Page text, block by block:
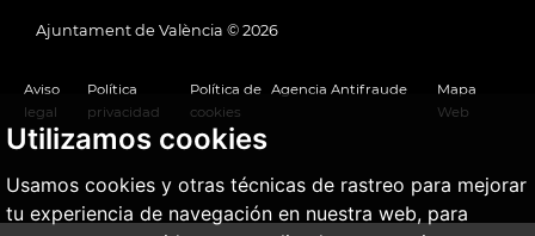
Utilizamos cookies
Usamos cookies y otras técnicas de rastreo para mejorar
tu experiencia de navegación en nuestra web, para
Ajuntament de València © 2026
Aviso
legal
Política
privacidad
Política de
cookies
Agencia Antifraude
Mapa
Web